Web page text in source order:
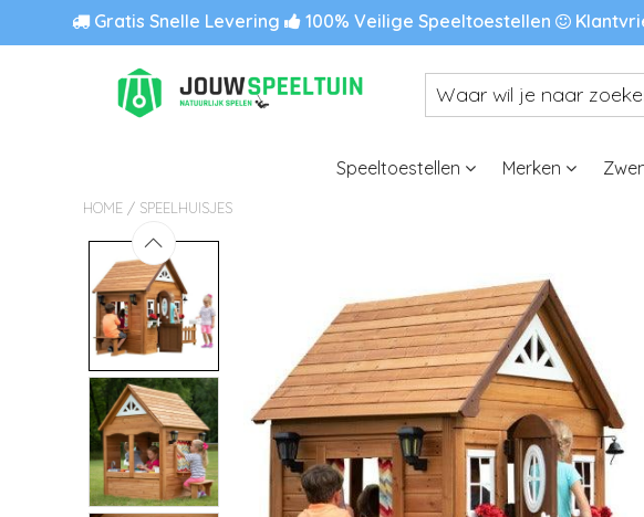
Gratis Snelle Levering 100% Veilige Speeltoestellen
Speeltoestellen Merken
HOME / SPEELHUISJES